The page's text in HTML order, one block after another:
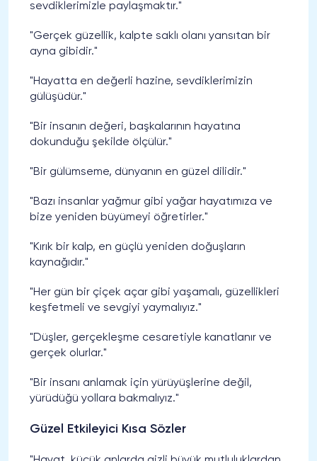
sevdiklerimizle paylaşmaktır."
"Gerçek güzellik, kalpte saklı olanı yansıtan bir
ayna gibidir."
"Hayatta en değerli hazine, sevdiklerimizin
gülüşüdür."
"Bir insanın değeri, başkalarının hayatına
dokunduğu şekilde ölçülür."
"Bir gülümseme, dünyanın en güzel dilidir."
"Bazı insanlar yağmur gibi yağar hayatımıza ve
bize yeniden büyümeyi öğretirler."
"Kırık bir kalp, en güçlü yeniden doğuşların
kaynağıdır."
"Her gün bir çiçek açar gibi yaşamalı, güzellikleri
keşfetmeli ve sevgiyi yaymalıyız."
"Düşler, gerçekleşme cesaretiyle kanatlanır ve
gerçek olurlar."
"Bir insanı anlamak için yürüyüşlerine değil,
yürüdüğü yollara bakmalıyız."
Güzel Etkileyici Kısa Sözler